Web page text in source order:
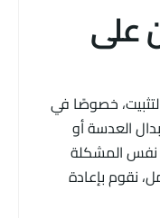
على
خصوصًا في
العدسة أو
نفس المشكلة
نقوم بإعادة